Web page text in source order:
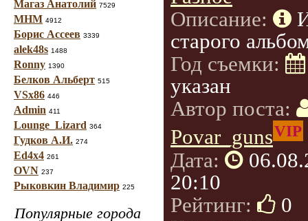
Магаз Анатолий 7529
МНМ 4912
Борис Ассеев 3339
alek48s 1488
Ronny 1390
Белков Альберт 515
VSx86 446
Admin 411
Lounge_Lizard 364
Гудков А.И. 274
Ed4x4 261
OVN 237
Рыковкин Владимир 225
Популярные города
Описание:
старого
Год съемки:
указан
Автор поста:
Povar_gunsVIP
Дата:
20:10
Рейтинг:
0